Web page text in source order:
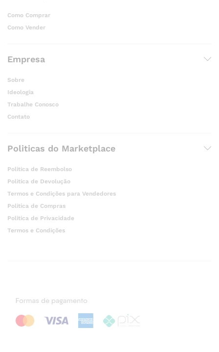
Como Comprar
Como Vender
Empresa
Sobre
Ideologia
Trabalhe Conosco
Contato
Politicas do Marketplace
Politica de Reembolso
Politica de Devolução
Termos e Condições para Vendedores
Politica de Compras
Politica de Privacidade
Termos e Condições